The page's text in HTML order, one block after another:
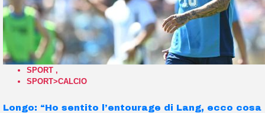
SPORT ,
SPORT>CALCIO
Longo: “Ho sentito l’entourage di Lang, ecco cosa